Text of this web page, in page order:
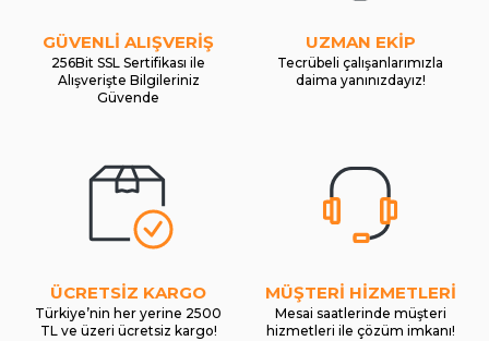
GÜVENLİ ALIŞVERİŞ
256Bit SSL Sertifikası ile
Alışverişte Bilgileriniz
Güvende
UZMAN EKİP
Tecrübeli çalışanlarımızla
daima yanınızdayız!
ÜCRETSİZ KARGO
Türkiye’nin her yerine 2500
TL ve üzeri ücretsiz kargo!
MÜŞTERİ HİZMETLERİ
Mesai saatlerinde müşteri
hizmetleri ile çözüm imkanı!